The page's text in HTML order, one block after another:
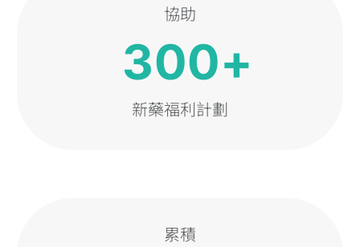
協助
300+
新藥福利計劃
累積